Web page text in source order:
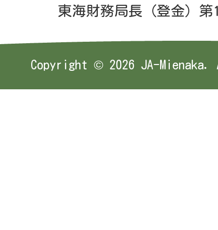
東海財務局長（登金）第
Copyright © 2026 JA-